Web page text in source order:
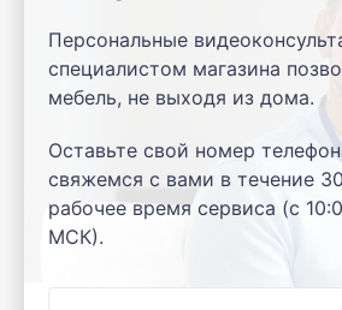
Персональные
специалистом магазина
мебель, не выходя из дома.
Оставьте свой номер
свяжемся с вами в течение
рабочее время сервиса (с
МСК).